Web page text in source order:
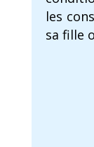
les
sa fille